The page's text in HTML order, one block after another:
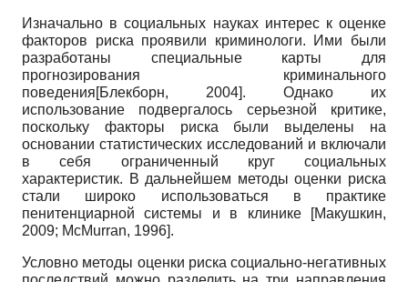
Изначально в социальных науках интерес к оценке
факторов риска проявили криминологи. Ими были
разработаны специальные карты для
прогнозирования криминального
поведения[Блекборн, 2004]. Однако их
использование подвергалось серьезной критике,
поскольку факторы риска были выделены на
основании статистических исследований и включали
в себя ограниченный круг социальных
характеристик. В дальнейшем методы оценки риска
стали широко использоваться в практике
пенитенциарной системы и в клинике
[Макушкин,
2009; McMurran, 1996].
Условно методы оценки риска социально-негативных